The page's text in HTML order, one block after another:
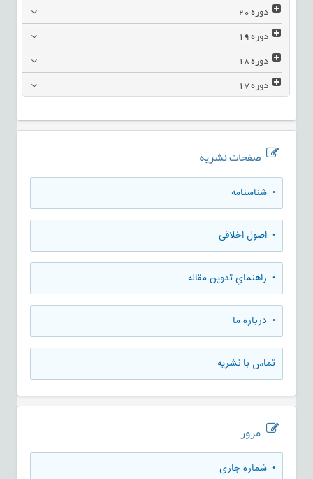
دوره20
دوره19
دوره18
دوره17
صفحات نشریه
• شناسنامه
• اصول اخلاقی
• راهنماي تدوين مقاله
• درباره ما
تماس با نشریه
مرور
• شماره جاری